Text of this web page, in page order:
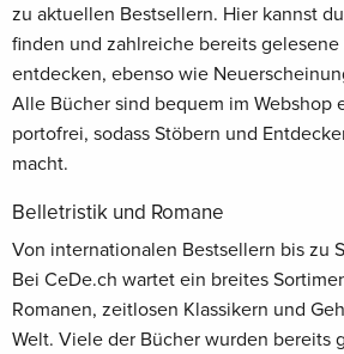
zu aktuellen Bestsellern. Hier kannst
finden und zahlreiche bereits
entdecken, ebenso wie
Alle Bücher sind bequem im Webshop
portofrei, sodass Stöbern und
macht.
Belletristik und Romane
Von internationalen Bestsellern bis zu
Bei CeDe.ch wartet ein breites
Romanen, zeitlosen Klassikern und
Welt. Viele der Bücher wurden bereits